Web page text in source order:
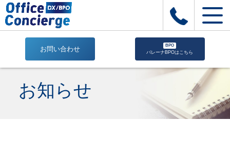
【BALENA
お問い合わせ BPO
バレーナBPOはこちら
お知らせ